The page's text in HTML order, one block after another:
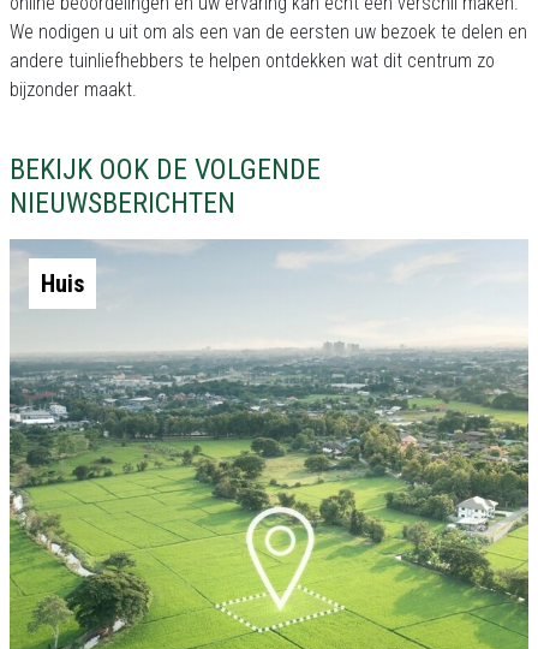
We nodigen u uit om als een van de eersten uw bezoek te delen en
andere tuinliefhebbers te helpen ontdekken wat dit centrum zo
bijzonder maakt.
BEKIJK OOK DE VOLGENDE
NIEUWSBERICHTEN
Huis